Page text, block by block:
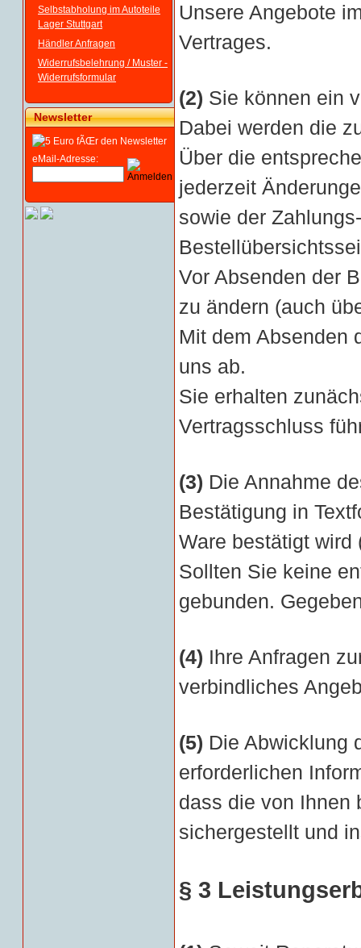
Selbstabholung im Autoteile
Lager Stuttgart
Händler Anfragen
Widerrufsbelehrung / Muster -
Widerrufsformular
Newsletter
eMail-Adresse:
Unsere Angebote
Vertrages.
(2) Sie können ein
Dabei werden die
Über die
jederzeit
sowie der
Vor Absenden der
zu ändern (auch
Mit dem Absenden
uns ab.
Sie erhalten
Vertragsschluss
(3) Die Annahme
Bestätigung in
Ware bestätigt wird
Sollten Sie keine
gebunden.
(4) Ihre Anfragen
verbindliches
(5) Die Abwicklung
erforderlichen
dass die von Ihnen
sichergestellt und
§ 3